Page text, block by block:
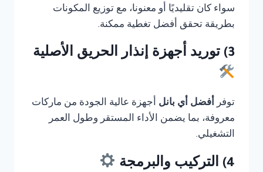
سواء كان تقليديًا أو معنونا، مع توزيع المكونات
بطريقة تحقق أفضل تغطية ممكنة.
3) توريد أجهزة إنذار الحريق الأصلية
توفر أفضل أي بانل أجهزة عالية الجودة من ماركات
معروفة، بما يضمن الأداء المستقر وطول العمر
التشغيلي.
4) التركيب والبرمجة